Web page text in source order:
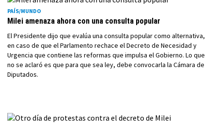
PAÍS/MUNDO
Milei amenaza ahora con una consulta popular
El Presidente dijo que evalúa una consulta popular como alternativa,
en caso de que el Parlamento rechace el Decreto de Necesidad y
Urgencia que contiene las reformas que impulsa el Gobierno. Lo que
no se aclaró es que para que sea ley, debe convocarla la Cámara de
Diputados.